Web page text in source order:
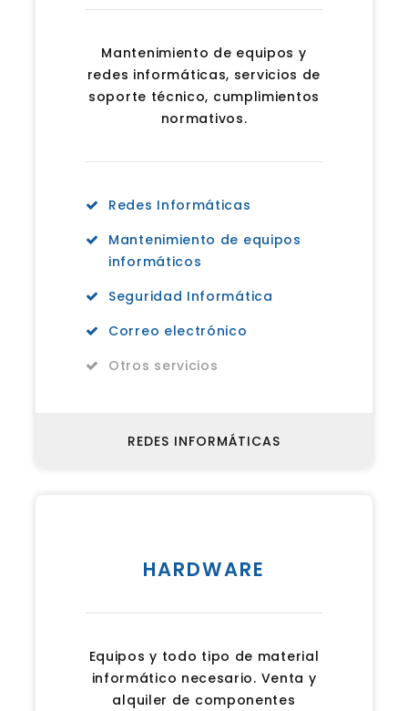
Mantenimiento de equipos y
redes informáticas, servicios de
soporte técnico, cumplimientos
normativos.
Redes Informáticas
Mantenimiento de equipos
informáticos
Seguridad Informática
Correo electrónico
Otros servicios
REDES INFORMÁTICAS
HARDWARE
Equipos y todo tipo de material
informático necesario. Venta y
alquiler de componentes